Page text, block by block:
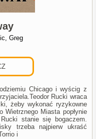
Greg
Chicago i wyścig z
Rucki wraca
żeby wykonać ryzykowne
Miasta popłynie
stanie się bogaczem.
trzeba najpierw ukraść
i